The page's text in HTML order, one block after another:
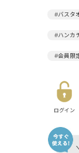
#バスタ
#ハンカ
#会員限
ログイン